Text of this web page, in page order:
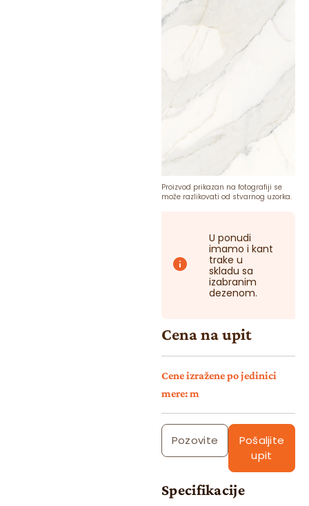
Proizvod prikazan na fotografiji se
može razlikovati od stvarnog uzorka.
U ponudi
imamo i kant
trake u
skladu sa
izabranim
dezenom.
Cena na upit
Cene izražene po jedinici
mere: m
Pozovite
Pošaljite
upit
Specifikacije